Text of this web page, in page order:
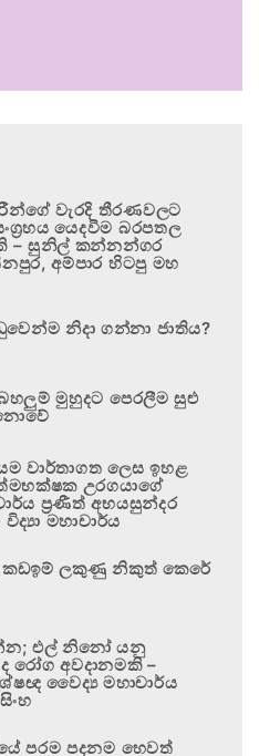
වැරදි තීරණවලට
යෙදවීම බරපතල
– සුනිල් කන්නන්ගර
අම්පාර හිටපු මහ
නිදා ගන්නා ජාතිය?
මුහුදට පෙරලීම සුළු
වාර්තාගත ලෙස ඉහළ
උරගයාගේ
ප්‍රණීත් අභයසුන්දර
මහාචාර්ය
කඩඉම් ලකුණු නිකුත් කෙරේ
එල් නිනෝ යනු
රෝග අවදානමකි –
වෛද්‍ය මහාචාර්ය
පරම පදනම හෙවත්